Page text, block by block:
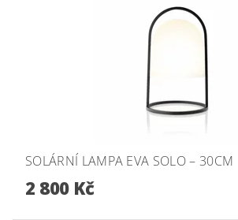
SOLÁRNÍ LAMPA EVA SOLO – 30CM
2 800 Kč